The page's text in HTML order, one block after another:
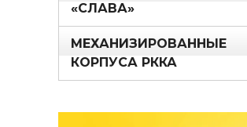
«СЛАВА»
МЕХАНИЗИРОВАННЫЕ
КОРПУСА РККА